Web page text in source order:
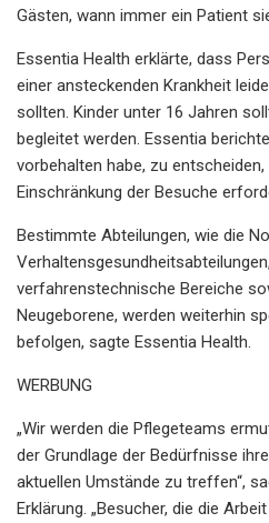
Gästen, wann immer ein Patient
Essentia Health erklärte, dass
einer ansteckenden Krankheit
sollten. Kinder unter 16 Jahren
begleitet werden. Essentia
vorbehalten habe, zu
Einschränkung der Besuche
Bestimmte Abteilungen, wie die
verfahrenstechnische Bereiche
Neugeborene, werden weiterhin
befolgen, sagte Essentia Health.
WERBUNG
„Wir werden die Pflegeteams
der Grundlage der Bedürfnisse
aktuellen Umstände zu treffen“,
Erklärung. „Besucher, die die